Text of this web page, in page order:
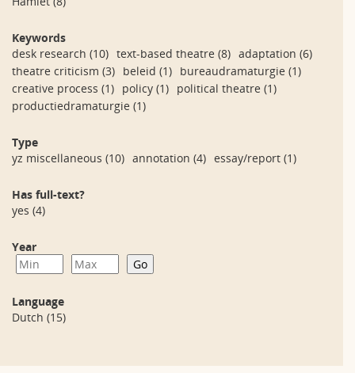
Keywords
desk research (10) text-based theatre (8) adaptation (6)
theatre criticism (3) beleid (1) bureaudramaturgie (1)
creative process (1) policy (1) political theatre (1)
productiedramaturgie (1)
Type
yz miscellaneous (10) annotation (4) essay/report (1)
Has full-text?
yes (4)
Year
Language
Dutch (15)